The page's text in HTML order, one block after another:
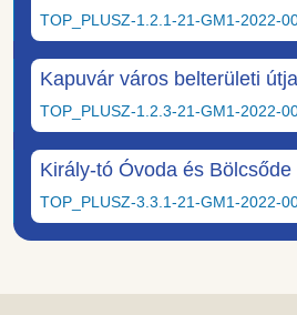
TOP_PLUSZ-1.2.1-21-GM1-2022-
Kapuvár város belterületi
TOP_PLUSZ-1.2.3-21-GM1-2022-
Király-tó Óvoda és
TOP_PLUSZ-3.3.1-21-GM1-2022-